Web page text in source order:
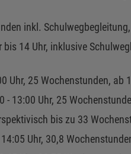
inkl.
14 Uhr, inklusive
Uhr, 25 Wochenstunden, ab
- 13:00 Uhr, 25
bis zu 33
Uhr, 30,8